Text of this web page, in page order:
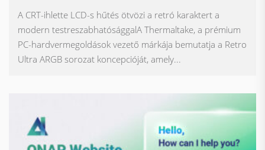
A CRT-ihlette LCD-s hűtés ötvözi a retró karaktert a
modern testreszabhatósággalA Thermaltake, a prémium
PC-hardvermegoldások vezető márkája bemutatja a Retro
Ultra ARGB sorozat koncepcióját, amely...